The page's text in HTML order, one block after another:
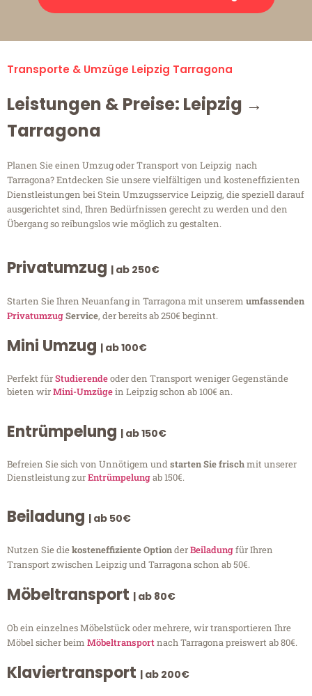
Transporte & Umzüge Leipzig Tarragona
Leistungen & Preise: Leipzig →
Tarragona
Planen Sie einen Umzug oder Transport von Leipzig nach
Tarragona? Entdecken Sie unsere vielfältigen und kosteneffizienten
Dienstleistungen bei Stein Umzugsservice Leipzig, die speziell darauf
ausgerichtet sind, Ihren Bedürfnissen gerecht zu werden und den
Übergang so reibungslos wie möglich zu gestalten.
Privatumzug | ab 250€
Starten Sie Ihren Neuanfang in Tarragona mit unserem umfassenden
PrivatumzugService, der bereits ab 250€ beginnt.
Mini Umzug | ab 100€
Perfekt fürStudierendeoder den Transport weniger Gegenstände
bieten wirMini-Umzügein Leipzig schon ab 100€ an.
Entrümpelung | ab 150€
Befreien Sie sich von Unnötigem undstarten Sie frischmit unserer
Dienstleistung zurEntrümpelungab 150€.
Beiladung | ab 50€
Nutzen Sie diekosteneffiziente OptionderBeiladungfür Ihren
Transport zwischen Leipzig und Tarragona schon ab 50€.
Möbeltransport | ab 80€
Ob ein einzelnes Möbelstück oder mehrere, wir transportieren Ihre
Möbel sicher beim Möbeltransportnach Tarragona preiswert ab 80€.
Klaviertransport | ab 200€